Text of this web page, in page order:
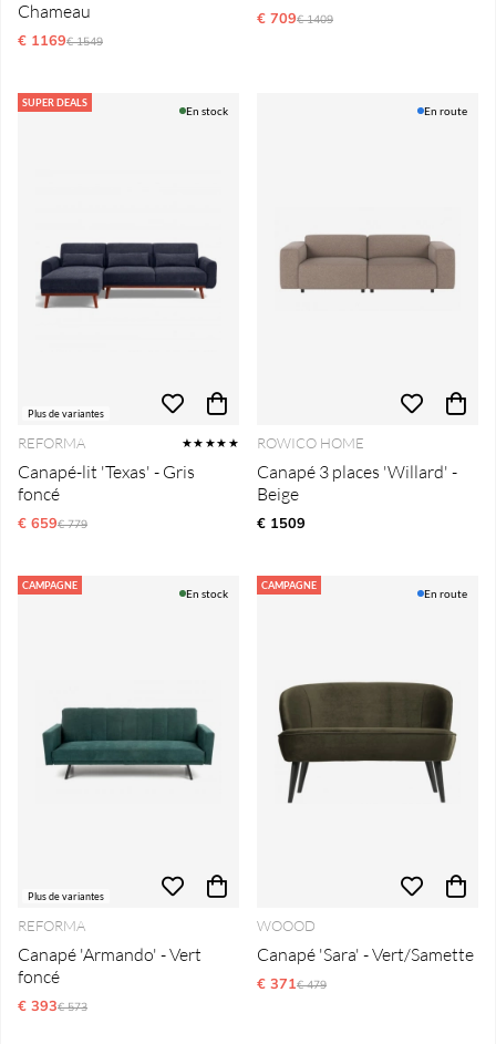
Chameau
€ 1169Prix régulier:
€ 1549
€ 709Prix régulier:
€ 1409
SUPER DEALS
Plus de variantes
En stock
REFORMA ★★★★★
Canapé-lit 'Texas' - Gris
foncé
€ 659Prix régulier:
€ 779
En route
ROWICO HOME
Canapé 3 places 'Willard' -
Beige
€ 1509
CAMPAGNE
Plus de variantes
En stock
REFORMA
Canapé 'Armando' - Vert
foncé
€ 393Prix régulier:
€ 573
CAMPAGNE
En route
WOOOD
Canapé 'Sara' - Vert/Samette
€ 371Prix régulier:
€ 479